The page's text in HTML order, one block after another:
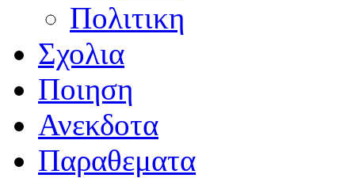
Πολιτικη
Σχολια
Ποιηση
Ανεκδοτα
Παραθεματα